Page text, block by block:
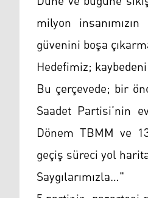
milyon
güvenini boşa
Hedefimiz;
Bu çerçevede; bir
Saadet Partisi’nin
Dönem TBMM ve
geçiş süreci yol
Saygılarımızla…"